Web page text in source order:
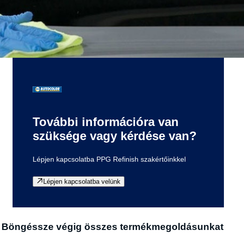
További információra van
szüksége vagy kérdése van?
Lépjen kapcsolatba PPG Refinish szakértőinkkel
Lépjen kapcsolatba velünk
végig összes termékmegoldásunkat